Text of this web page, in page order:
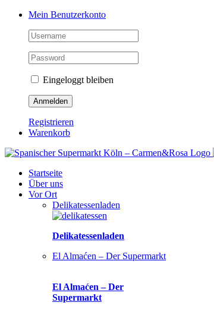
Zum
springen
Facebook
Instagram
Pinterest
Tiktok
YouTubeMein Benutzerkonto
Eingeloggt bleiben
Registrieren
Warenkorb
Startseite
Über uns
Vor Ort
Delikatessenladen
Delikatessenladen
El Almaćen – Der Supermarkt
El Almaćen – Der
Supermarkt